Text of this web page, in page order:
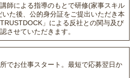
師による指導のもとで研修(家事スキル
た後、公的身分証をご提出いただき本
」による反社との関与及び
させていただきます。
でお仕事スタート。最短で応募翌日か